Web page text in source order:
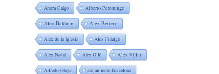
Ahora Caigo Alberto Peromingo
Alec Baldwin Alex Bertero
Alex de la Iglesia Alex Fidalgo
Alex Nadal Alex Ollé Alex Villar
Alfredo Olaya alojamiento Barcelona